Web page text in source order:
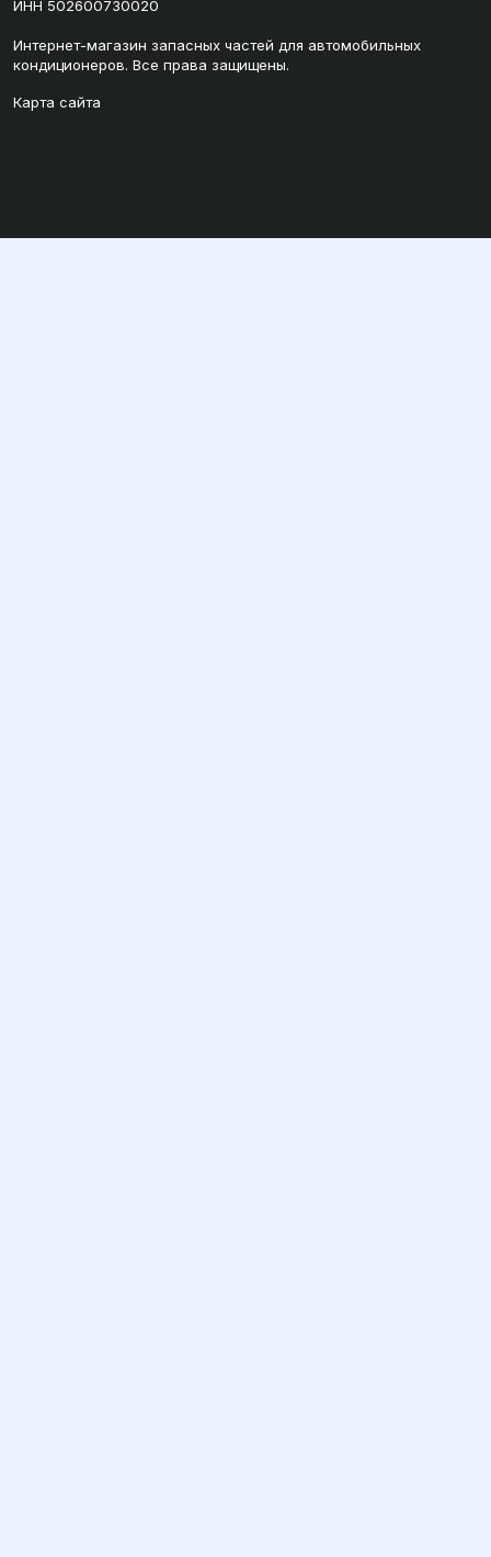
ИНН 502600730020
Интернет-магазин запасных частей для автомобильных
кондиционеров. Все права защищены.
Карта сайта